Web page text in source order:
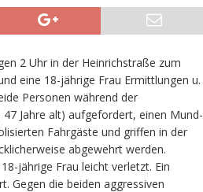
2 Uhr in der Heinrichstraße zum
eine 18-jährige Frau Ermittlungen u.
Personen während der
Jahre alt) aufgefordert, einen Mund-
Fahrgäste und griffen in der
abgewehrt werden.
jährige Frau leicht verletzt. Ein
Gegen die beiden aggressiven